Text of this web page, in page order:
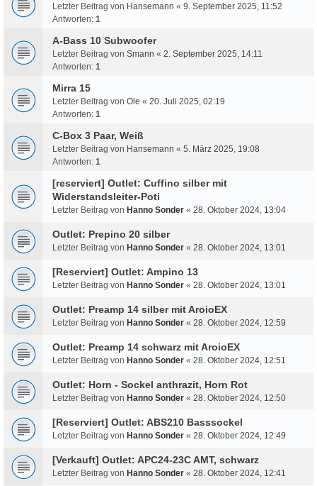
Letzter Beitrag von Hansemann « 9. September 2025, 11:52
Antworten: 1
A-Bass 10 Subwoofer
Letzter Beitrag von Smann « 2. September 2025, 14:11
Antworten: 1
Mirra 15
Letzter Beitrag von Ole « 20. Juli 2025, 02:19
Antworten: 1
C-Box 3 Paar, Weiß
Letzter Beitrag von Hansemann « 5. März 2025, 19:08
Antworten: 1
[reserviert] Outlet: Cuffino silber mit
Widerstandsleiter-Poti
Letzter Beitrag von Hanno Sonder « 28. Oktober 2024, 13:04
Outlet: Prepino 20 silber
Letzter Beitrag von Hanno Sonder « 28. Oktober 2024, 13:01
[Reserviert] Outlet: Ampino 13
Letzter Beitrag von Hanno Sonder « 28. Oktober 2024, 13:01
Outlet: Preamp 14 silber mit AroioEX
Letzter Beitrag von Hanno Sonder « 28. Oktober 2024, 12:59
Outlet: Preamp 14 schwarz mit AroioEX
Letzter Beitrag von Hanno Sonder « 28. Oktober 2024, 12:51
Outlet: Horn - Sockel anthrazit, Horn Rot
Letzter Beitrag von Hanno Sonder « 28. Oktober 2024, 12:50
[Reserviert] Outlet: ABS210 Basssockel
Letzter Beitrag von Hanno Sonder « 28. Oktober 2024, 12:49
[Verkauft] Outlet: APC24-23C AMT, schwarz
Letzter Beitrag von Hanno Sonder « 28. Oktober 2024, 12:41